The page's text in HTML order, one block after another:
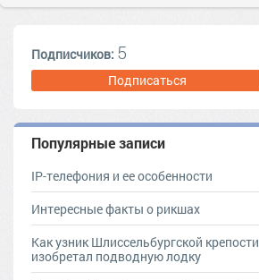
Подписчиков: 5
Подписаться
Популярные записи
IP-телефония и ее особенности
Интересные факты о рикшах
Как узник Шлиссельбургской крепости
изобретал подводную лодку